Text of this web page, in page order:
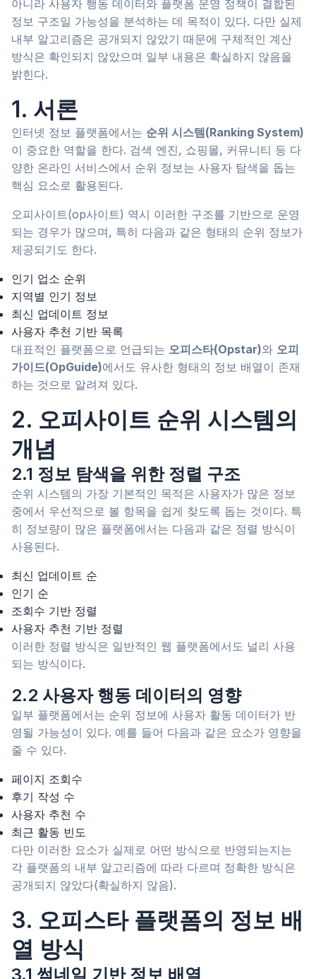
아니라 사용자 행동 데이터와 플랫폼 운영 정책이 결합된
정보 구조일 가능성을 분석하는 데 목적이 있다. 다만 실제
내부 알고리즘은 공개되지 않았기 때문에 구체적인 계산
방식은 확인되지 않았으며 일부 내용은 확실하지 않음을
밝힌다.
1. 서론
인터넷 정보 플랫폼에서는 순위 시스템(Ranking System)
이 중요한 역할을 한다. 검색 엔진, 쇼핑몰, 커뮤니티 등 다
양한 온라인 서비스에서 순위 정보는 사용자 탐색을 돕는
핵심 요소로 활용된다.
오피사이트(op사이트) 역시 이러한 구조를 기반으로 운영
되는 경우가 많으며, 특히 다음과 같은 형태의 순위 정보가
제공되기도 한다.
인기 업소 순위
지역별 인기 정보
최신 업데이트 정보
사용자 추천 기반 목록
대표적인 플랫폼으로 언급되는 오피스타(Opstar)와 오피
가이드(OpGuide)에서도 유사한 형태의 정보 배열이 존재
하는 것으로 알려져 있다.
2. 오피사이트 순위 시스템의
개념
2.1 정보 탐색을 위한 정렬 구조
순위 시스템의 가장 기본적인 목적은 사용자가 많은 정보
중에서 우선적으로 볼 항목을 쉽게 찾도록 돕는 것이다. 특
히 정보량이 많은 플랫폼에서는 다음과 같은 정렬 방식이
사용된다.
최신 업데이트 순
인기 순
조회수 기반 정렬
사용자 추천 기반 정렬
이러한 정렬 방식은 일반적인 웹 플랫폼에서도 널리 사용
되는 방식이다.
2.2 사용자 행동 데이터의 영향
일부 플랫폼에서는 순위 정보에 사용자 활동 데이터가 반
영될 가능성이 있다. 예를 들어 다음과 같은 요소가 영향을
줄 수 있다.
페이지 조회수
후기 작성 수
사용자 추천 수
최근 활동 빈도
다만 이러한 요소가 실제로 어떤 방식으로 반영되는지는
각 플랫폼의 내부 알고리즘에 따라 다르며 정확한 방식은
공개되지 않았다(확실하지 않음).
3. 오피스타 플랫폼의 정보 배
열 방식
3.1 썸네일 기반 정보 배열